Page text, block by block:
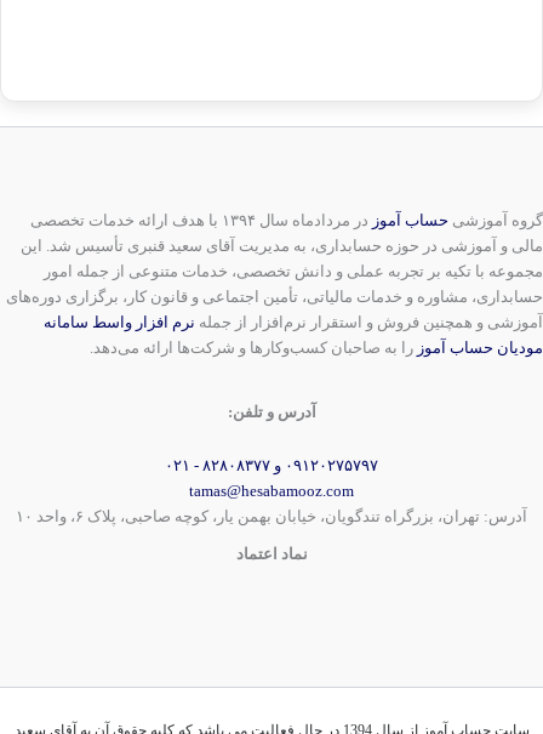
گروه آموزشی حساب آموز
در مردادماه سال ۱۳۹۴ با هدف ارائه خدمات تخصصی
مالی و آموزشی در حوزه حسابداری، به مدیریت آقای سعید قنبری تأسیس شد. این
مجموعه با تکیه بر تجربه عملی و دانش تخصصی، خدمات متنوعی از جمله امور
حسابداری، مشاوره و خدمات مالیاتی، تأمین اجتماعی و قانون کار، برگزاری دوره‌های
آموزشی و همچنین فروش و استقرار نرم‌افزار از جمله نرم افزار واسط سامانه
مودیان حساب آموز را به صاحبان کسب‌وکارها و شرکت‌ها ارائه می‌دهد.
آدرس و تلفن:
۰۹۱۲۰۲۷۵۷۹۷ و ۸۲۸۰۸۳۷۷ - ۰۲۱
tamas@hesabamooz.com
آدرس: تهران، بزرگراه تندگویان، خیابان بهمن یار، کوچه صاحبی، پلاک ۶، واحد ۱۰
نماد اعتماد
سایت حساب آموز از سال 1394 در حال فعالیت می باشد که کلیه حقوق آن به آقای سعید